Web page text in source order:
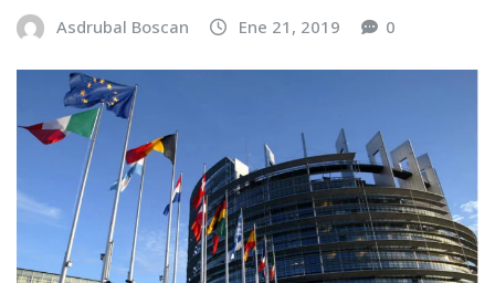
Asdrubal Boscan Ene 21, 2019 0